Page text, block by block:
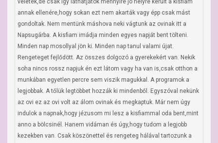
veletek,de csak így láthatjátok mennyire jó helyre került a kisfiam
annak ellenére,hogy sokan ezt nem akarták vagy épp csak mást
gondoltak. Nem mentünk máshova neki vágtunk az ovinak itt a
Napsugárba. A kisfiam imádja minden egyes napját bent tölteni.
Minden nap mosollyal jön ki. Minden nap tanul valami újat.
Rengeteget fejlődött. Az összes dolgozó a gyerekekért van. Nekik
soha nincs rossz napjuk én ezt látom vagy ha van is,csak otthon a
munkában egyetlen percre sem viszik magukkal. A programok a
legjobbak. A tőlük legtöbbet hozzák ki mindenből. Egyszóval nekünk
az ovi ez az ovi volt az álom ovinak és megkaptuk. Már nem úgy
indulok a napnak,hogy jézusom mi lesz a kisfiammal oda bent,mint
anno a bölcsinél. Hanem vidáman és úgy,hogy tudom a legjobb
kezekben van. Csak köszönettel és rengeteg hálával tartozunk a